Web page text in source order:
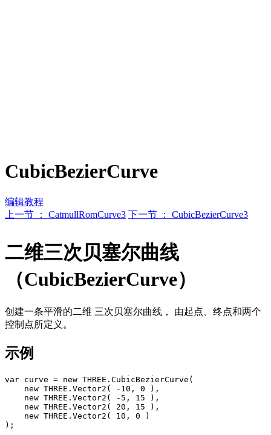
CubicBezierCurve
编辑教程
上一节 ： CatmullRomCurve3 下一节 ： CubicBezierCurve3
二维三次贝塞尔曲线
（CubicBezierCurve）
创建一条平滑的二维 三次贝塞尔曲线， 由起点、终点和两个
控制点所定义。
示例
var curve = new THREE.CubicBezierCurve(
    new THREE.Vector2( -10, 0 ),
    new THREE.Vector2( -5, 15 ),
    new THREE.Vector2( 20, 15 ),
    new THREE.Vector2( 10, 0 )
);